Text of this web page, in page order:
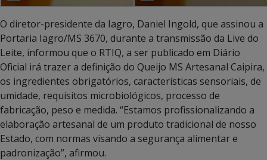
O diretor-presidente da Iagro, Daniel Ingold, que assinou a
Portaria Iagro/MS 3670, durante a transmissão da Live do
Leite, informou que o RTIQ, a ser publicado em Diário
Oficial irá trazer a definição do Queijo MS Artesanal Caipira,
os ingredientes obrigatórios, características sensoriais, de
umidade, requisitos microbiológicos, processo de
fabricação, peso e medida. “Estamos profissionalizando a
elaboração artesanal de um produto tradicional de nosso
Estado, com normas visando a segurança alimentar e
padronização”, afirmou.